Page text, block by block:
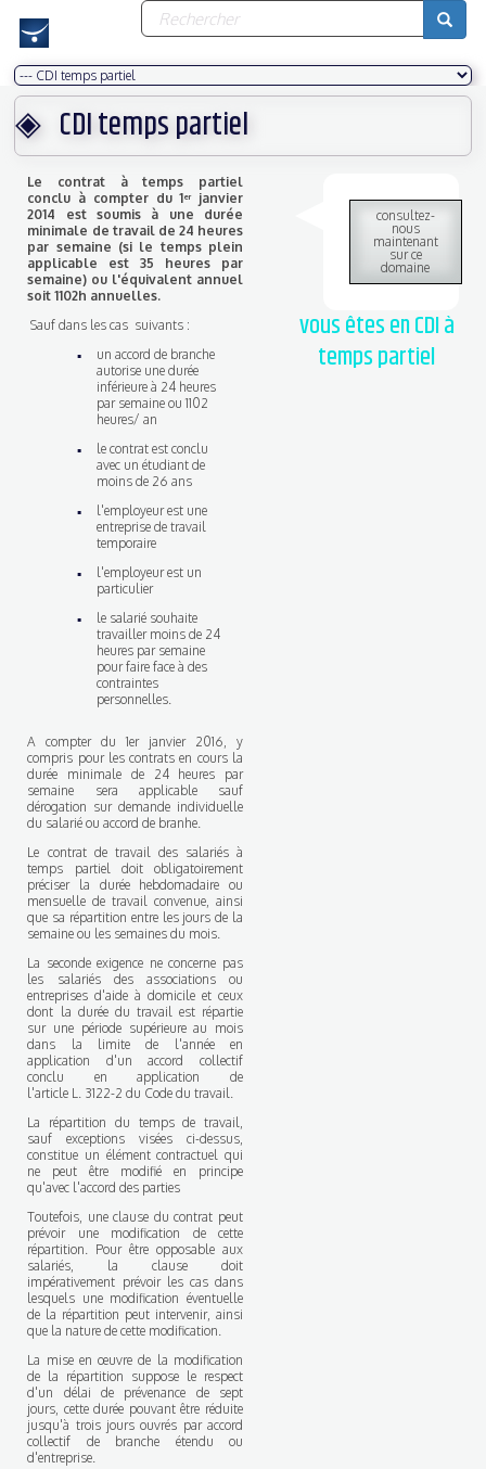
contenu
Formulaire
de
Rechercher
CDI temps partiel
Le contrat à temps partiel
conclu à compter du 1erjanvier
2014 est soumis à une durée
minimale de travail de 24 heures
par semaine (si le temps plein
applicable est 35 heures par
semaine) ou l'équivalent annuel
soit 1102h annuelles.
Sauf dans les cas suivants :
un accord de branche
autorise une durée
inférieure à 24 heures
par semaine ou 1102
heures/ an
le contrat est conclu
avec un étudiant de
moins de 26 ans
l'employeur est une
entreprise de travail
temporaire
l'employeur est un
particulier
le salarié souhaite
travailler moins de 24
heures par semaine
pour faire face à des
contraintes
personnelles.
A compter du 1er janvier 2016, y
compris pour les contrats en cours la
durée minimale de 24 heures par
semaine sera applicable sauf
dérogation sur demande individuelle
du salarié ou accord de branhe.
Le contrat de travail des salariés à
temps partiel doit obligatoirement
préciser la durée hebdomadaire ou
mensuelle de travail convenue, ainsi
que sa répartition entre les jours de la
semaine ou les semaines du mois.
La seconde exigence ne concerne pas
les salariés des associations ou
entreprises d'aide à domicile et ceux
dont la durée du travail est répartie
sur une période supérieure au mois
dans la limite de l'année en
application d'un accord collectif
conclu en application de
l'article L. 3122-2 du Code du travail.
La répartition du temps de travail,
sauf exceptions visées ci-dessus,
constitue un élément contractuel qui
ne peut être modifié en principe
qu'avec l'accord des parties
Toutefois, une clause du contrat peut
prévoir une modification de cette
répartition. Pour être opposable aux
salariés, la clause doit
impérativement prévoir les cas dans
lesquels une modification éventuelle
de la répartition peut intervenir, ainsi
que la nature de cette modification.
La mise en œuvre de la modification
de la répartition suppose le respect
d'un délai de prévenance de sept
jours, cette durée pouvant être réduite
jusqu'à trois jours ouvrés par accord
collectif de branche étendu ou
d'entreprise.
consultez-
nous
maintenant
sur ce
domaine
vous êtes en CDI à
temps partiel